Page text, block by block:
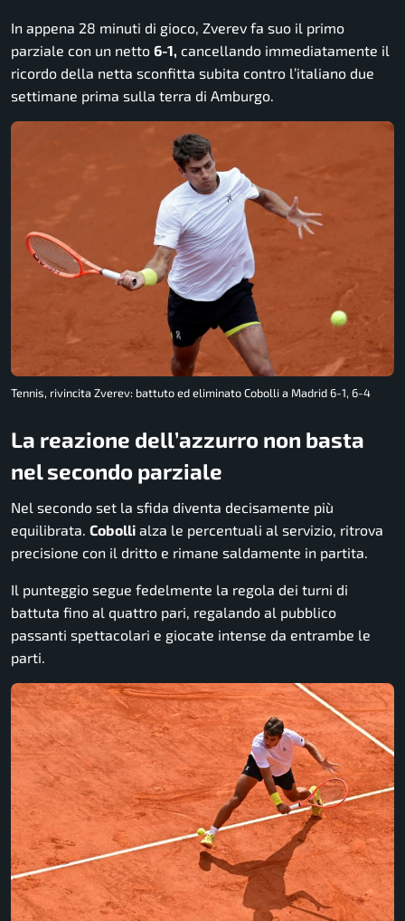
In appena 28 minuti di gioco, Zverev fa suo il primo
parziale con un netto 6-1, cancellando immediatamente il
ricordo della netta sconfitta subita contro l’italiano due
settimane prima sulla terra di Amburgo.
Tennis, rivincita Zverev: battuto ed eliminato Cobolli a Madrid 6-1, 6-4
La reazione dell’azzurro non basta
nel secondo parziale
Nel secondo set la sfida diventa decisamente più
equilibrata. Cobolli alza le percentuali al servizio, ritrova
precisione con il dritto e rimane saldamente in partita.
Il punteggio segue fedelmente la regola dei turni di
battuta fino al quattro pari, regalando al pubblico
passanti spettacolari e giocate intense da entrambe le
parti.